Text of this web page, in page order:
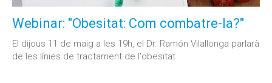
Webinar: "Obesitat: Com combatre-la?"
El dijous 11 de maig a les 19h, el Dr. Ramón Vilallonga parlarà
de les línies de tractament de l'obesitat